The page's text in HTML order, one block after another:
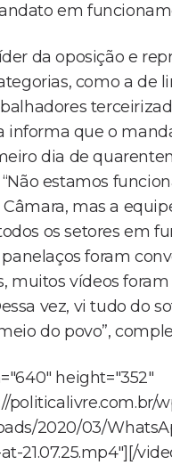
em
da oposição e
como a de
informa que o
dia de
estamos
mas a
os setores em
panelaços foram
muitos vídeos
vez, vi tudo do
do povo”,
height="352"
politicalivre.com.br/
2020/03/
21.07.25.mp4"][/